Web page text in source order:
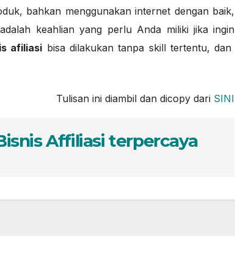
bahkan menggunakan internet dengan baik,
keahlian yang perlu Anda miliki jika ingin
afiliasi bisa dilakukan tanpa skill tertentu, dan
Tulisan ini diambil dan dicopy dari SINI
Affiliasi terpercaya